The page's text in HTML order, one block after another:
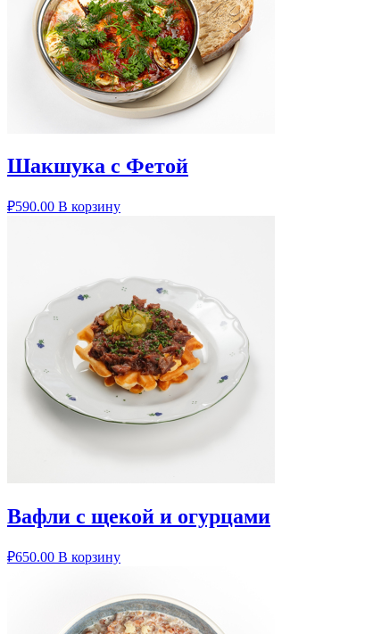
Шакшука с Фетой
₽590.00 В корзину
Вафли с щекой и огурцами
₽650.00 В корзину